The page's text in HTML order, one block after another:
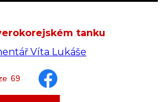
tanku
Víta Lukáše
69